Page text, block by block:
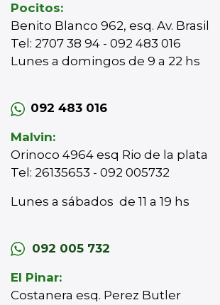
Pocitos:
Benito Blanco 962, esq. Av. Brasil
Tel: 2707 38 94 - 092 483 016
Lunes a domingos de 9 a 22 hs
092 483 016
Malvin:
Orinoco 4964 esq Rio de la plata
Tel: 26135653 - 092 005732
Lunes a sábados de 11 a 19 hs
092 005 732
El Pinar:
Costanera esq. Perez Butler